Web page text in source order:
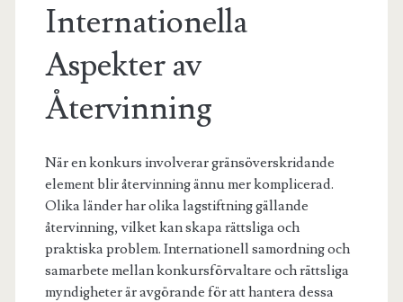
Internationella
Aspekter av
Återvinning
När en konkurs involverar gränsöverskridande
element blir återvinning ännu mer komplicerad.
Olika länder har olika lagstiftning gällande
återvinning, vilket kan skapa rättsliga och
praktiska problem. Internationell samordning och
samarbete mellan konkursförvaltare och rättsliga
myndigheter är avgörande för att hantera dessa